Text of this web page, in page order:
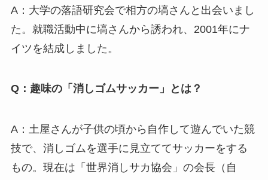
A：大学の落語研究会で相方の塙さんと出会いまし
た。就職活動中に塙さんから誘われ、2001年にナ
イツを結成しました。
Q：趣味の「消しゴムサッカー」とは？
A：土屋さんが子供の頃から自作して遊んでいた競
技で、消しゴムを選手に見立ててサッカーをする
もの。現在は「世界消しサカ協会」の会長（自